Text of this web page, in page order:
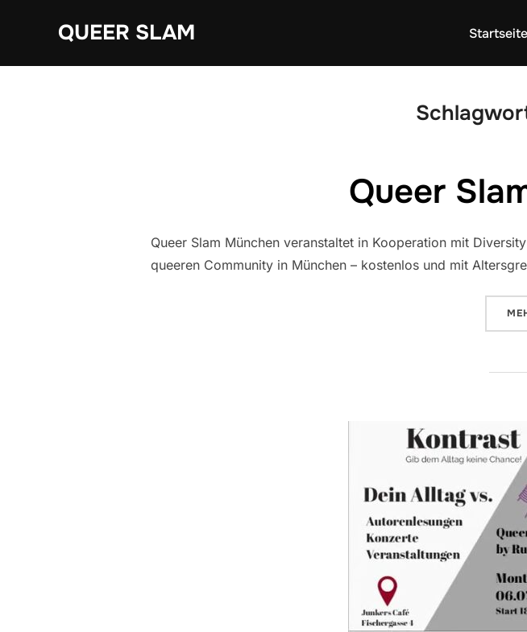
QUEER SLAM Startseite
Queer
Queer Slam München veranstaltet in Kooperation mit
queeren Community in München – kostenlos und mit